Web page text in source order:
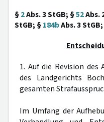
§2Abs. 3 StGB; §52Abs.
StGB; §184bAbs. 3
1. Auf die Revision
des Landgerichts
gesamten
Im Umfang der